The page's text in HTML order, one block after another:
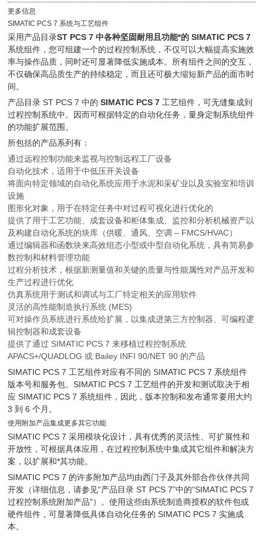
更多信息
SIMATIC PCS 7 系统与工艺组件
采用产品目录ST PCS 7 中各种坚固耐用且功能*的 SIMATIC PCS 7
系统组件，您可组建一个的过程控制系统，不仅可以大幅提高实施效
率与操作品质，同时还可显著降低实施成本。所有组件之间的交互，
不仅确保高品质生产的持续稳定，而且还可极大缩短新产品的面市时
间。
产品目录 ST PCS 7 中的SIMATIC PCS 7 工艺组件，可无缝集成到
过程控制系统中。因而可根据特定的自动化任务，量身定制系统组件
的功能扩展范围。
所包括的产品系列有：
通过远程控制功能来监视与控制远程工厂设备
自动化技术，适用于中低压开关设备
将面向特定领域的自动化系统应用于水泥和采矿业以及实验室和培训
设施
图形化对象，用于在特定任务中对过程可视化进行优化的
提供了用于工艺功能、成套设备和柜体集成、监控和分析机械资产以
及构建自动化系统的块库（供暖、通风、空调 – FMCS/HVAC）
通过编辑器和函数块来高效组态小型或中型自动化系统，具有简易参
数控制和材料管理功能
过程分析技术，根据新测量值和关键的质量与性能属性对产品开发和
生产过程进行优化
仿真系统用于测试和调试与工厂特定相关的应用软件
灵活的高性能制造执行系统 (MES)
可对操作员系统进行系统给扩展，以集成进第三方控制器、可编程逻
辑控制器和成套设备
提供了通过 SIMATIC PCS 7 来移植过程控制系统
APACS+/QUADLOG 或 Bailey INFI 90/NET 90 的产品
SIMATIC PCS 7 工艺组件对应有不同的 SIMATIC PCS 7 系统组件
版本号和服务包。SIMATIC PCS 7 工艺组件的开发和测试取决于相
应 SIMATIC PCS 7 系统组件，因此，版本控制和发布通常要用大约
3 到 6 个月。
使用附加产品集成更多其它功能
SIMATIC PCS 7 采用模块化设计，具有优秀的灵活性、可扩展性和
开放性，可根据具体应用，在过程控制系统中集成其它组件和解决方
案，以扩展和*其功能。
SIMATIC PCS 7 的许多附加产品均由西门子及其外部合作伙伴共同
开发（详细信息，请参见“产品目录 ST PCS 7"中的“SIMATIC PCS 7
过程控制系统附加产品"）。使用这些由系统制造商授权的软件包或
硬件组件，可显著降低具体自动化任务的 SIMATIC PCS 7 实施成
本。